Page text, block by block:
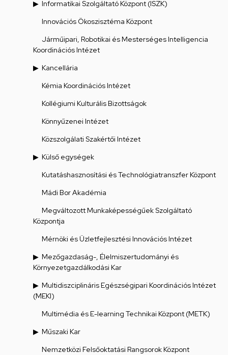
Informatikai Szolgáltató Központ (ISZK)
Innovációs Ökoszisztéma Központ
Járműipari, Robotikai és Mesterséges Intelligencia
Koordinációs Intézet
Kancellária
Kémia Koordinációs Intézet
Kollégiumi Kulturális Bizottságok
Könnyűzenei Intézet
Közszolgálati Szakértői Intézet
Külső egységek
Kutatáshasznosítási és Technológiatranszfer Központ
Mádi Bor Akadémia
Megváltozott Munkaképességűek Szolgáltató
Központja
Mérnöki és Üzletfejlesztési Innovációs Intézet
Mezőgazdaság-, Élelmiszertudományi és
Környezetgazdálkodási Kar
Multidiszciplináris Egészségipari Koordinációs Intézet
(MEKI)
Multimédia és E-learning Technikai Központ (METK)
Műszaki Kar
Nemzetközi Felsőoktatási Rangsorok Központ